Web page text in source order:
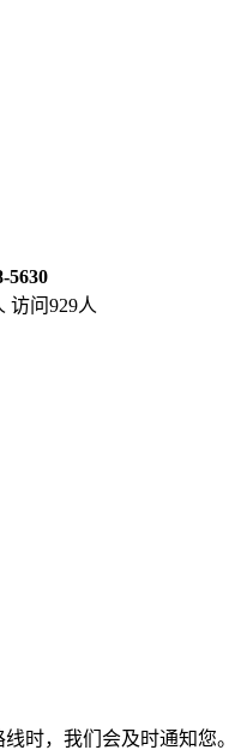
5630
访问 929人
时，我们会及时通知您。